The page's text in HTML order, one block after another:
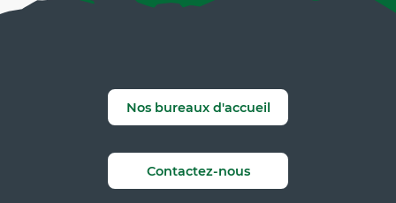
Nos bureaux d'accueil
Contactez-nous